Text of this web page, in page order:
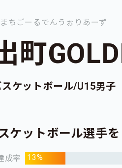
ちごーるでんうぉりあーず
町
スケットボール/U15男子
ケットボール選手を
成率 13%